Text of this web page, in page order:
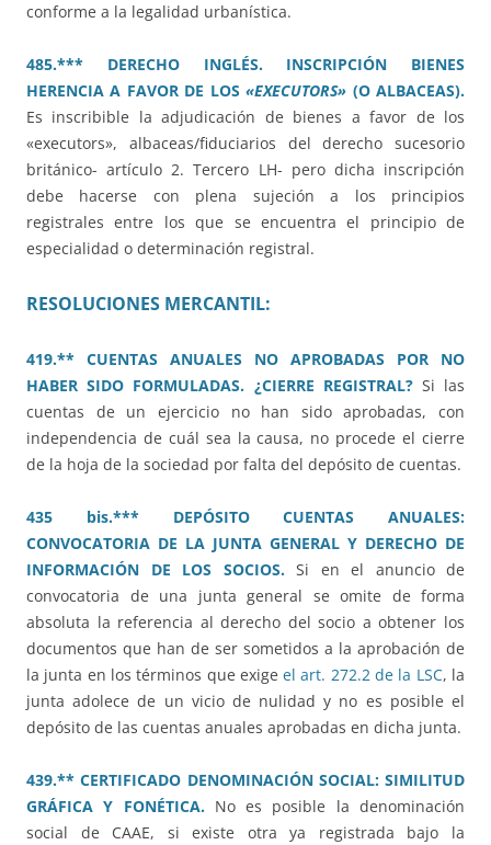
conforme a la legalidad urbanística.
485.*** DERECHO INGLÉS. INSCRIPCIÓN BIENES
HERENCIA A FAVOR DE LOS«EXECUTORS» (O ALBACEAS).
Es inscribible la adjudicación de bienes a favor de los
«executors», albaceas/fiduciarios del derecho sucesorio
británico- artículo 2. Tercero LH- pero dicha inscripción
debe hacerse con plena sujeción a los principios
registrales entre los que se encuentra el principio de
especialidad o determinación registral.
RESOLUCIONES MERCANTIL:
419.** CUENTAS ANUALES NO APROBADAS POR NO
HABER SIDO FORMULADAS. ¿CIERRE REGISTRAL?Si las
cuentas de un ejercicio no han sido aprobadas, con
independencia de cuál sea la causa, no procede el cierre
de la hoja de la sociedad por falta del depósito de cuentas.
435 bis.*** DEPÓSITO CUENTAS ANUALES:
CONVOCATORIA DE LA JUNTA GENERAL Y DERECHO DE
INFORMACIÓN DE LOS SOCIOS.Si en el anuncio de
convocatoria de una junta general se omite de forma
absoluta la referencia al derecho del socio a obtener los
documentos que han de ser sometidos a la aprobación de
la junta en los términos que exigeel art. 272.2 de la LSC, la
junta adolece de un vicio de nulidad y no es posible el
depósito de las cuentas anuales aprobadas en dicha junta.
439.** CERTIFICADO DENOMINACIÓN SOCIAL: SIMILITUD
GRÁFICA Y FONÉTICA. No es posible la denominación
social de CAAE, si existe otra ya registrada bajo la